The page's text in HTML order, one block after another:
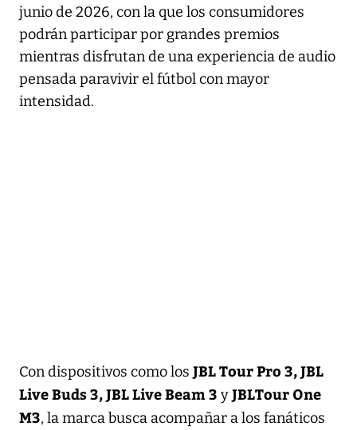
junio de 2026, con la que los consumidores
podrán participar por grandes premios
mientras disfrutan de una experiencia de audio
pensada paravivir el fútbol con mayor
intensidad.
Con dispositivos como los JBL Tour Pro 3, JBL
Live Buds 3, JBL Live Beam 3 yJBLTour One
M3, la marca busca acompañar a los fanáticos